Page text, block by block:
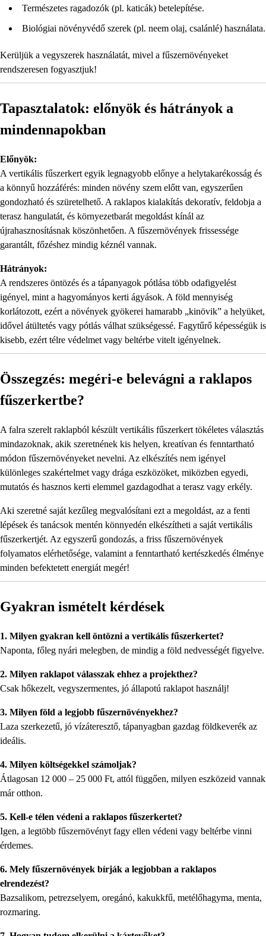
Természetes ragadozók (pl. katicák) betelepítése.
Biológiai növényvédő szerek (pl. neem olaj, csalánlé) használata.
Kerüljük a vegyszerek használatát, mivel a fűszernövényeket
rendszeresen fogyasztjuk!
Tapasztalatok: előnyök és hátrányok a
mindennapokban
Előnyök:
A vertikális fűszerkert egyik legnagyobb előnye a helytakarékosság és
a könnyű hozzáférés: minden növény szem előtt van, egyszerűen
gondozható és szüretelhető. A raklapos kialakítás dekoratív, feldobja a
terasz hangulatát, és környezetbarát megoldást kínál az
újrahasznosításnak köszönhetően. A fűszernövények frissessége
garantált, főzéshez mindig kéznél vannak.
Hátrányok:
A rendszeres öntözés és a tápanyagok pótlása több odafigyelést
igényel, mint a hagyományos kerti ágyások. A föld mennyiség
korlátozott, ezért a növények gyökerei hamarabb „kinövik” a helyüket,
idővel átültetés vagy pótlás válhat szükségessé. Fagytűrő képességük is
kisebb, ezért télre védelmet vagy beltérbe vitelt igényelnek.
Összegzés: megéri-e belevágni a raklapos
fűszerkertbe?
A falra szerelt raklapból készült vertikális fűszerkert tökéletes választás
mindazoknak, akik szeretnének kis helyen, kreatívan és fenntartható
módon fűszernövényeket nevelni. Az elkészítés nem igényel
különleges szakértelmet vagy drága eszközöket, miközben egyedi,
mutatós és hasznos kerti elemmel gazdagodhat a terasz vagy erkély.
Aki szeretné saját kezűleg megvalósítani ezt a megoldást, az a fenti
lépések és tanácsok mentén könnyedén elkészítheti a saját vertikális
fűszerkertjét. Az egyszerű gondozás, a friss fűszernövények
folyamatos elérhetősége, valamint a fenntartható kertészkedés élménye
minden befektetett energiát megér!
Gyakran ismételt kérdések
1. Milyen gyakran kell öntözni a vertikális fűszerkertet?
Naponta, főleg nyári melegben, de mindig a föld nedvességét figyelve.
2. Milyen raklapot válasszak ehhez a projekthez?
Csak hőkezelt, vegyszermentes, jó állapotú raklapot használj!
3. Milyen föld a legjobb fűszernövényekhez?
Laza szerkezetű, jó vízáteresztő, tápanyagban gazdag földkeverék az
ideális.
4. Milyen költségekkel számoljak?
Átlagosan 12 000 – 25 000 Ft, attól függően, milyen eszközeid vannak
már otthon.
5. Kell-e télen védeni a raklapos fűszerkertet?
Igen, a legtöbb fűszernövényt fagy ellen védeni vagy beltérbe vinni
érdemes.
6. Mely fűszernövények bírják a legjobban a raklapos
elrendezést?
Bazsalikom, petrezselyem, oregánó, kakukkfű, metélőhagyma, menta,
rozmaring.